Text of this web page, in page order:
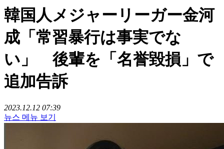
韓国人メジャーリーガー金河
成「常習暴行は事実でな
い」 後輩を「名誉毀損」で
追加告訴
2023.12.12 07:39
뉴스 메뉴 보기